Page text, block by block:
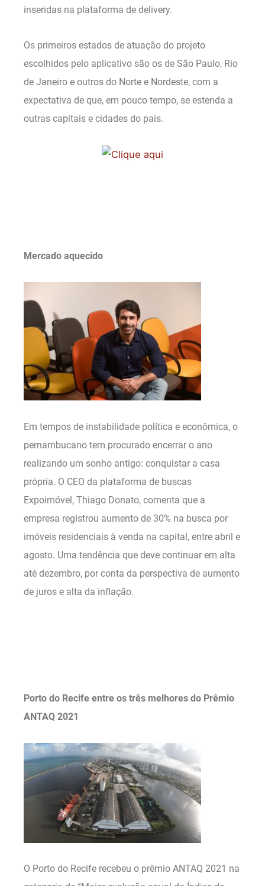
inseridas na plataforma de delivery.
Os primeiros estados de atuação do projeto
escolhidos pelo aplicativo são os de São Paulo, Rio
de Janeiro e outros do Norte e Nordeste, com a
expectativa de que, em pouco tempo, se estenda a
outras capitais e cidades do país.
Mercado aquecido
Em tempos de instabilidade política e econômica, o
pernambucano tem procurado encerrar o ano
realizando um sonho antigo: conquistar a casa
própria. O CEO da plataforma de buscas
Expoimóvel, Thiago Donato, comenta que a
empresa registrou aumento de 30% na busca por
imóveis residenciais à venda na capital, entre abril e
agosto. Uma tendência que deve continuar em alta
até dezembro, por conta da perspectiva de aumento
de juros e alta da inflação.
Porto do Recife entre os três melhores do Prêmio
ANTAQ 2021
O Porto do Recife recebeu o prêmio ANTAQ 2021 na